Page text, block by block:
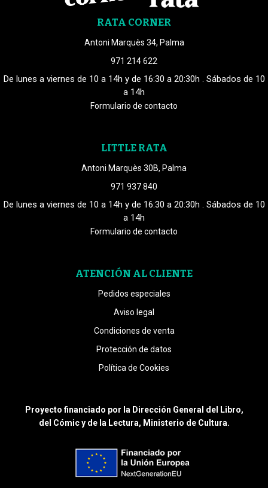
RATA CORNER
Antoni Marquès 34, Palma
971 214 622
De lunes a viernes de 10 a 14h y de 16:30 a 20:30h . Sábados de 10
a 14h
Formulario de contacto
LITTLE RATA
Antoni Marquès 30B, Palma
971 937 840
De lunes a viernes de 10 a 14h y de 16:30 a 20:30h . Sábados de 10
a 14h
Formulario de contacto
ATENCIÓN AL CLIENTE
Pedidos especiales
Aviso legal
Condiciones de venta
Protección de datos
Política de Cookies
Proyecto financiado por la Dirección General del Libro,
del Cómic y de la Lectura, Ministerio de Cultura.